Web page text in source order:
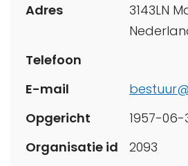
Adres
3143LN
Telefoon
E-mail
Opgericht
1957-06-
Organisatie id
2093